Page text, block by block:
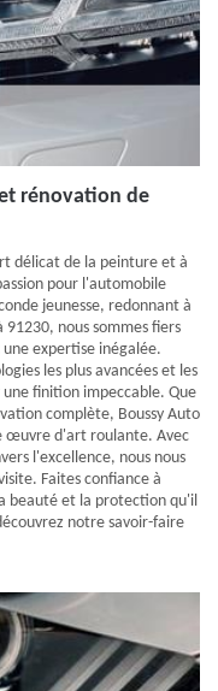
rénovation de
délicat de la peinture et à
pour l'automobile
jeunesse, redonnant à
nous sommes fiers
expertise inégalée.
les plus avancées et les
finition impeccable. Que
complète, Boussy Auto
œuvre d'art roulante. Avec
l'excellence, nous nous
Faites confiance à
beauté et la protection qu'il
notre savoir-faire